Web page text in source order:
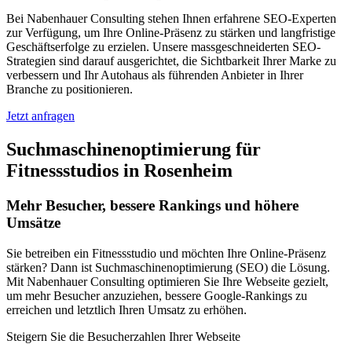
Bei Nabenhauer Consulting stehen Ihnen erfahrene SEO-Experten
zur Verfügung, um Ihre Online-Präsenz zu stärken und langfristige
Geschäftserfolge zu erzielen. Unsere massgeschneiderten SEO-
Strategien sind darauf ausgerichtet, die Sichtbarkeit Ihrer Marke zu
verbessern und Ihr Autohaus als führenden Anbieter in Ihrer
Branche zu positionieren.
Jetzt anfragen
Suchmaschinenoptimierung für
Fitnessstudios in Rosenheim
Mehr Besucher, bessere Rankings und höhere
Umsätze
Sie betreiben ein Fitnessstudio und möchten Ihre Online-Präsenz
stärken? Dann ist Suchmaschinenoptimierung (SEO) die Lösung.
Mit Nabenhauer Consulting optimieren Sie Ihre Webseite gezielt,
um mehr Besucher anzuziehen, bessere Google-Rankings zu
erreichen und letztlich Ihren Umsatz zu erhöhen.
Steigern Sie die Besucherzahlen Ihrer Webseite